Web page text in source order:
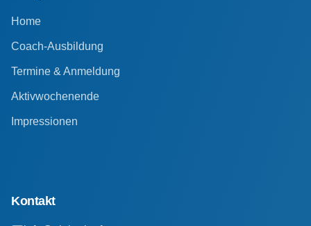
Home
Coach-Ausbildung
Termine & Anmeldung
Aktivwochenende
Impressionen
Kontakt